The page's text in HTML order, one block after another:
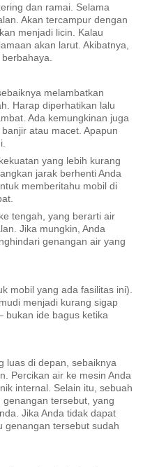
dan ramai. Selama
Akan tercampur dengan
menjadi licin. Kalau
akan larut. Akibatnya,
melambatkan
Harap diperhatikan lalu
Ada kemungkinan juga
atau macet. Apapun
yang lebih kurang
jarak berhenti Anda
memberitahu mobil di
tengah, yang berarti air
Jika mungkin, Anda
genangan air yang
mobil yang ada fasilitas ini).
menjadi kurang sigap
bukan ide bagus ketika
luas di depan, sebaiknya
Percikan air ke mesin Anda
internal. Selain itu, sebuah
tersebut, yang
Jika Anda tidak dapat
genangan tersebut sudah